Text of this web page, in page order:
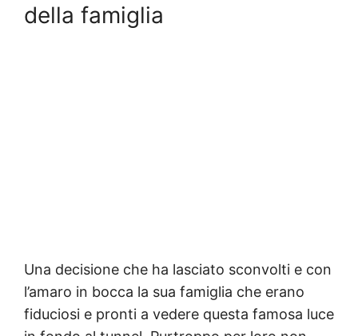
della famiglia
Una decisione che ha lasciato sconvolti e con
l’amaro in bocca la sua famiglia che erano
fiduciosi e pronti a vedere questa famosa luce